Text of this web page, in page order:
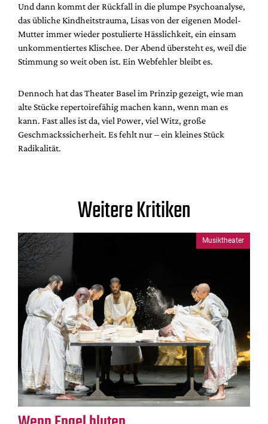
Und dann kommt der Rückfall in die plumpe Psychoanalyse,
das übliche Kindheitstrauma, Lisas von der eigenen Model-
Mutter immer wieder postulierte Hässlichkeit, ein einsam
unkommentiertes Klischee. Der Abend übersteht es, weil die
Stimmung so weit oben ist. Ein Webfehler bleibt es.
Dennoch hat das Theater Basel im Prinzip gezeigt, wie man
alte Stücke repertoirefähig machen kann, wenn man es
kann. Fast alles ist da, viel Power, viel Witz, große
Geschmackssicherheit. Es fehlt nur – ein kleines Stück
Radikalität.
Weitere Kritiken
Musiktheater